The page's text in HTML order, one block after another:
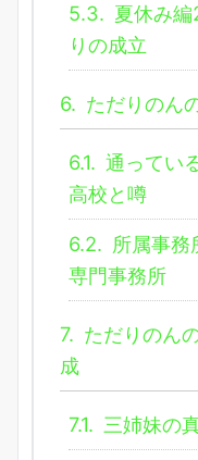
5.3. 夏休み
りの成立
6. ただりのん
6.1. 通ってい
高校と噂
6.2. 所属事
専門事務所
7. ただりのん
成
7.1. 三姉妹の